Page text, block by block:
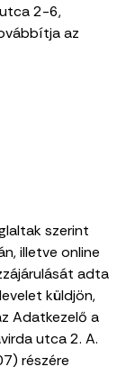
2-6,
az
szerint
illetve online
adta
küldjön,
Adatkezelő a
utca 2. A.
részére